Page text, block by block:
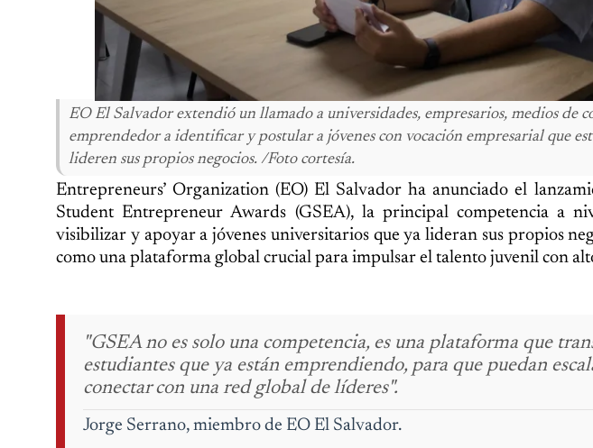
EO El Salvador extendió un llamado a universidades, empresarios, medios de
emprendedor a identificar y postular a jóvenes con vocación empresarial que
lideren sus propios negocios. /Foto cortesía.
Entrepreneurs’ Organization (EO) El Salvador ha anunciado el
Student Entrepreneur Awards (GSEA), la principal competencia a
visibilizar y apoyar a jóvenes universitarios que ya lideran sus propios
como una plataforma global crucial para impulsar el talento juvenil con
"GSEA no es solo una competencia, es una plataforma que
estudiantes que ya están emprendiendo, para que puedan
conectar con una red global de líderes".
Jorge Serrano, miembro de EO El Salvador.